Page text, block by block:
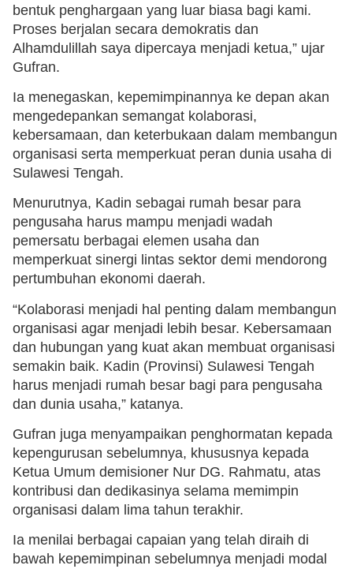
bentuk penghargaan yang luar biasa bagi kami.
Proses berjalan secara demokratis dan
Alhamdulillah saya dipercaya menjadi ketua,” ujar
Gufran.
Ia menegaskan, kepemimpinannya ke depan akan
mengedepankan semangat kolaborasi,
kebersamaan, dan keterbukaan dalam membangun
organisasi serta memperkuat peran dunia usaha di
Sulawesi Tengah.
Menurutnya, Kadin sebagai rumah besar para
pengusaha harus mampu menjadi wadah
pemersatu berbagai elemen usaha dan
memperkuat sinergi lintas sektor demi mendorong
pertumbuhan ekonomi daerah.
“Kolaborasi menjadi hal penting dalam membangun
organisasi agar menjadi lebih besar. Kebersamaan
dan hubungan yang kuat akan membuat organisasi
semakin baik. Kadin (Provinsi) Sulawesi Tengah
harus menjadi rumah besar bagi para pengusaha
dan dunia usaha,” katanya.
Gufran juga menyampaikan penghormatan kepada
kepengurusan sebelumnya, khususnya kepada
Ketua Umum demisioner Nur DG. Rahmatu, atas
kontribusi dan dedikasinya selama memimpin
organisasi dalam lima tahun terakhir.
Ia menilai berbagai capaian yang telah diraih di
bawah kepemimpinan sebelumnya menjadi modal